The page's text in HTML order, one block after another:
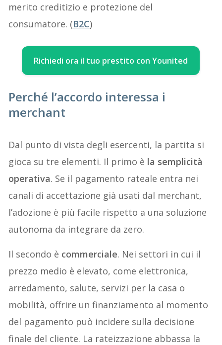
merito creditizio e protezione del
consumatore. (B2C)
Richiedi ora il tuo prestito con Younited
Perché l’accordo interessa i
merchant
Dal punto di vista degli esercenti, la partita si
gioca su tre elementi. Il primo è la semplicità
operativa. Se il pagamento rateale entra nei
canali di accettazione già usati dal merchant,
l’adozione è più facile rispetto a una soluzione
autonoma da integrare da zero.
Il secondo è commerciale. Nei settori in cui il
prezzo medio è elevato, come elettronica,
arredamento, salute, servizi per la casa o
mobilità, offrire un finanziamento al momento
del pagamento può incidere sulla decisione
finale del cliente. La rateizzazione abbassa la